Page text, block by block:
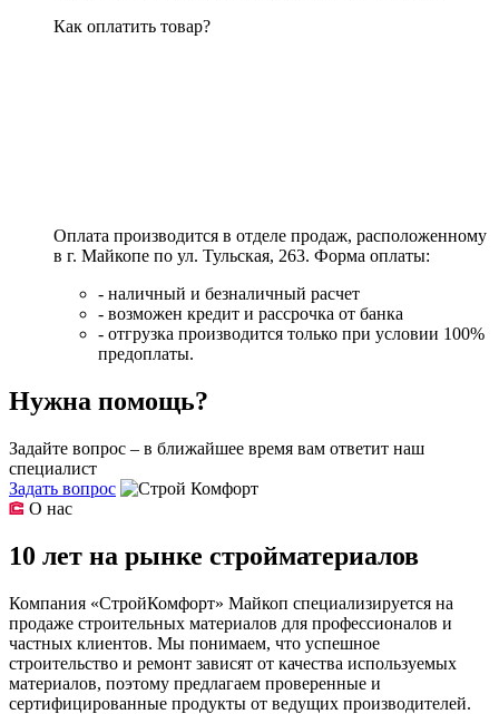
Как оплатить товар?
Оплата производится в отделе продаж, расположенному
в г. Майкопе по ул. Тульская, 263. Форма оплаты:
- наличный и безналичный расчет
- возможен кредит и рассрочка от банка
- отгрузка производится только при условии 100%
предоплаты.
Нужна помощь?
Задайте вопрос – в ближайшее время вам ответит наш
специалист
Задать вопрос
О нас
10 лет на рынке стройматериалов
Компания «СтройКомфорт» Майкоп специализируется на
продаже строительных материалов для профессионалов и
частных клиентов. Мы понимаем, что успешное
строительство и ремонт зависят от качества используемых
материалов, поэтому предлагаем проверенные и
сертифицированные продукты от ведущих производителей.